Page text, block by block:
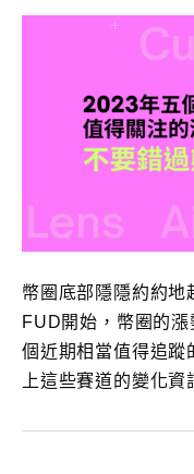
幣圈底部隱隱約約地
FUD開始，幣圈的
個近期相當值得追蹤
上這些賽道的變化資